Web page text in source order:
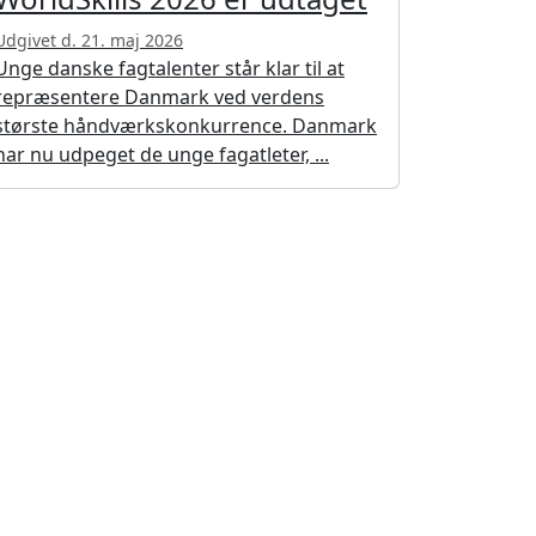
d. 21. maj 2026
danske fagtalenter står klar til at
Danmark ved verdens
håndværkskonkurrence. Danmark
nu udpeget de unge fagatleter, ...